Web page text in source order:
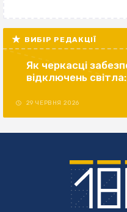
ВИБІР РЕДАКЦІЇ
Як черкасці
відключень
29 ЧЕРВНЯ 2026